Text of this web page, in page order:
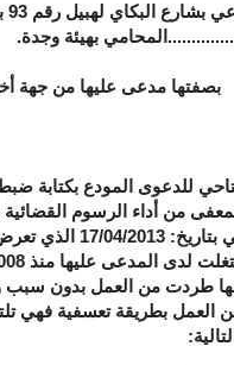
البكاي لهبيل رقم 93 بركان.
..............المحامي
عليها من جهة
للدعوى المودع بكتابة
28/10/2011 المعفى من أداء الرسوم
وكذا المقال التوضيحي
24/08/2011 إلا انها طردت من العمل بدون
العمل بطريقة تعسفية فهي